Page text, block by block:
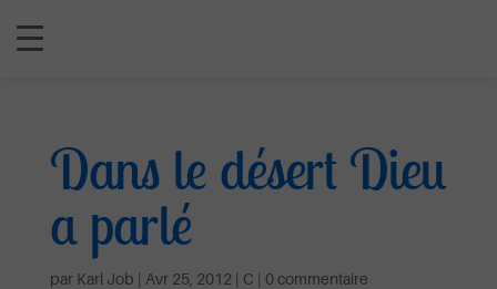
Dans le désert Dieu
a parlé
par Karl Job | Avr 25, 2012 | C | 0 commentaire